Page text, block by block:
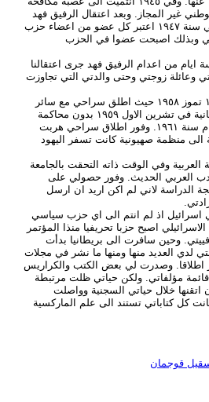
غير المجاز. وبعد اعتقال الرفيق فهد
سكرتير الحزب الشيوعي العراقي سنة ١٩٤٧ اعتبر كل عضو من اعضاء حزب
وبذلك اصبحت عضوا في الحزب
اي بعد خمسة ايام من اعدام الرفيق فهد جرى اعتقالنا
وعائلة زوجتي وحتى والدتي التي تجاوزت
قضيت في السجون حتى ثورة ١٤ تموز ١٩٥٨ حيث اطلق سراحي مع سائر
السجناء السياسيين ثم اعتقلت ثانية في تشرين الاول ١٩٥٩ بدون محاكمة
وبقيت في السجن حتى اواخر ايام سنة ١٩٦١. وفور اطلاق سراحي هربت
منظمة صهيونية كانت تسفر اليهود
وفي الوقت ذاته التحقت بالجامعة
العربي الحديث. وفور حصولي على
الدراسة لاني لم اكن اريد ان ارسل
اذ لم انتم الى اي حزب سياسي
اصبح حزبا تحريفيا منذا المؤتمر
وحين سافرت الى بريطانيا بدأت
لدي العديد منها ومنها ما نشر في مجلات
اطلاقا. وصدرت لي بعض الكتب والكراريس
مؤلفاتي. ولكن حياتي ظلت مرتبطة
خلال حياتي السجنية وواصلت
كل كتاباتي تستند الى علم الماركسية
قوجمان